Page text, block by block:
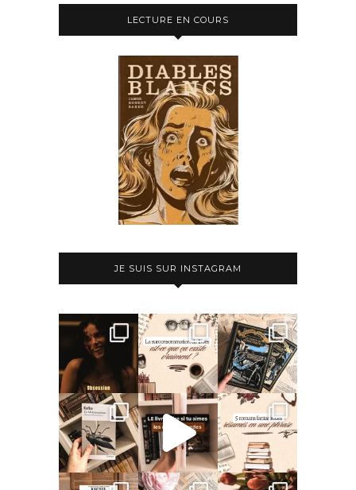
LECTURE EN COURS
JE SUIS SUR INSTAGRAM